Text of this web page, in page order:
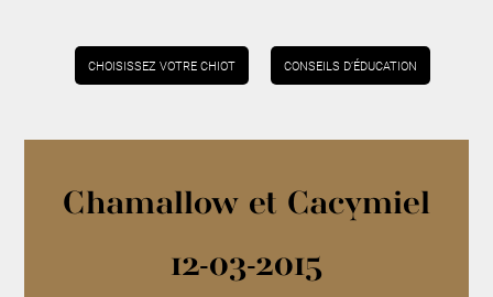
CHOISISSEZ VOTRE CHIOT CONSEILS D’ÉDUCATION
Chamallow et Cacymiel
12-03-2015